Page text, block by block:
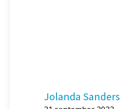
Jolanda Sanders